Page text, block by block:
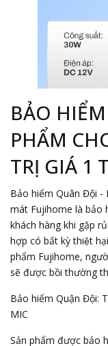
BẢO
PHẨM
TRỊ GIÁ 1
Bảo hiểm Quân Đội -
mát Fujihome là bảo
khách hàng khi gặp
hợp có bất kỳ thiệt
phẩm Fujihome,
sẽ được bồi thường
Bảo hiểm Quận Đội:
MIC
Sản phẩm được bảo